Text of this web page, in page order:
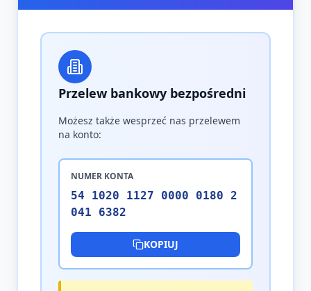
Przelew bankowy bezpośredni
Możesz także wesprzeć nas przelewem
na konto:
NUMER KONTA
54 1020 1127 0000 0180 2
041 6382
KOPIUJ